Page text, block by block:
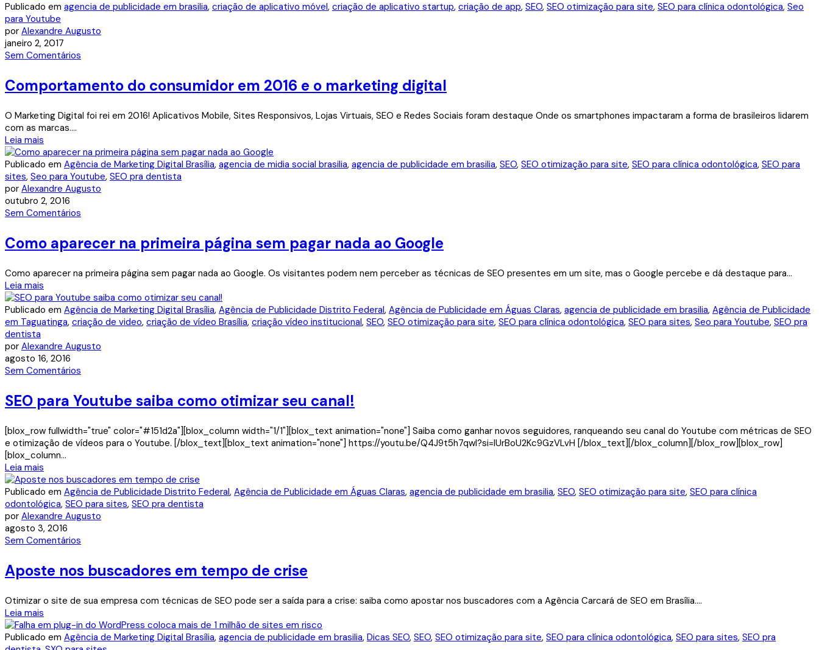
Publicado em agencia de publicidade em brasilia, criação de aplicativo móvel, criação de aplicativo startup, criação de app, SEO, SEO otimização para site, SEO para clínica odontológica, Seo
para Youtube
por Alexandre Augusto
janeiro 2, 2017
Sem Comentários
Comportamento do consumidor em 2016 e o marketing digital
O Marketing Digital foi rei em 2016! Aplicativos Mobile, Sites Responsivos, Lojas Virtuais, SEO e Redes Sociais foram destaque Onde os smartphones impactaram a forma de brasileiros lidarem
com as marcas....
Leia mais
Publicado em Agência de Marketing Digital Brasília, agencia de midia social brasilia, agencia de publicidade em brasilia, SEO, SEO otimização para site, SEO para clínica odontológica, SEO para
sites, Seo para Youtube, SEO pra dentista
por Alexandre Augusto
outubro 2, 2016
Sem Comentários
Como aparecer na primeira página sem pagar nada ao Google
Como aparecer na primeira página sem pagar nada ao Google. Os visitantes podem nem perceber as técnicas de SEO presentes em um site, mas o Google percebe e dá destaque para...
Leia mais
Publicado em Agência de Marketing Digital Brasília, Agência de Publicidade Distrito Federal, Agência de Publicidade em Águas Claras, agencia de publicidade em brasilia, Agência de Publicidade
em Taguatinga, criação de video, criação de vídeo Brasília, criação vídeo institucional, SEO, SEO otimização para site, SEO para clínica odontológica, SEO para sites, Seo para Youtube, SEO pra
dentista
por Alexandre Augusto
agosto 16, 2016
Sem Comentários
SEO para Youtube saiba como otimizar seu canal!
[blox_row fullwidth="true" color="#151d2a"][blox_column width="1/1"][blox_text animation="none"] Saiba como ganhar novos seguidores, ranqueando seu canal do Youtube com métricas de SEO
e otimização de vídeos para o Youtube. [/blox_text][blox_text animation="none"] https://youtu.be/Q4J9t5h7qwI?si=lUrBoU2Kc9GzVLvH [/blox_text][/blox_column][/blox_row][blox_row]
[blox_column...
Leia mais
Publicado em Agência de Publicidade Distrito Federal, Agência de Publicidade em Águas Claras, agencia de publicidade em brasilia, SEO, SEO otimização para site, SEO para clínica
odontológica, SEO para sites, SEO pra dentista
por Alexandre Augusto
agosto 3, 2016
Sem Comentários
Aposte nos buscadores em tempo de crise
Otimizar o site de sua empresa com técnicas de SEO pode ser a saída para a crise: saiba como apostar nos buscadores com a Agência Carcará de SEO em Brasília....
Leia mais
Publicado em Agência de Marketing Digital Brasília, agencia de publicidade em brasilia, Dicas SEO, SEO, SEO otimização para site, SEO para clínica odontológica, SEO para sites, SEO pra